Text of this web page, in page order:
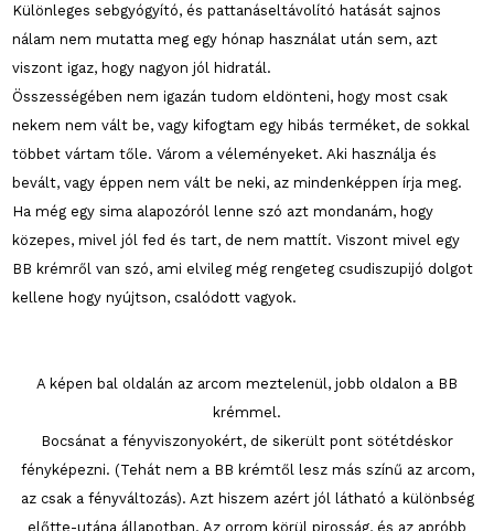
Különleges sebgyógyító, és pattanáseltávolító hatását sajnos
nálam nem mutatta meg egy hónap használat után sem, azt
viszont igaz, hogy nagyon jól hidratál.
Összességében nem igazán tudom eldönteni, hogy most csak
nekem nem vált be, vagy kifogtam egy hibás terméket, de sokkal
többet vártam tőle. Várom a véleményeket. Aki használja és
bevált, vagy éppen nem vált be neki, az mindenképpen írja meg.
Ha még egy sima alapozóról lenne szó azt mondanám, hogy
közepes, mivel jól fed és tart, de nem mattít. Viszont mivel egy
BB krémről van szó, ami elvileg még rengeteg csudiszupijó dolgot
kellene hogy nyújtson, csalódott vagyok.
A képen bal oldalán az arcom meztelenül, jobb oldalon a BB
krémmel.
Bocsánat a fényviszonyokért, de sikerült pont sötétdéskor
fényképezni. (Tehát nem a BB krémtől lesz más színű az arcom,
az csak a fényváltozás). Azt hiszem azért jól látható a különbség
előtte-utána állapotban. Az orrom körül pirosság, és az apróbb